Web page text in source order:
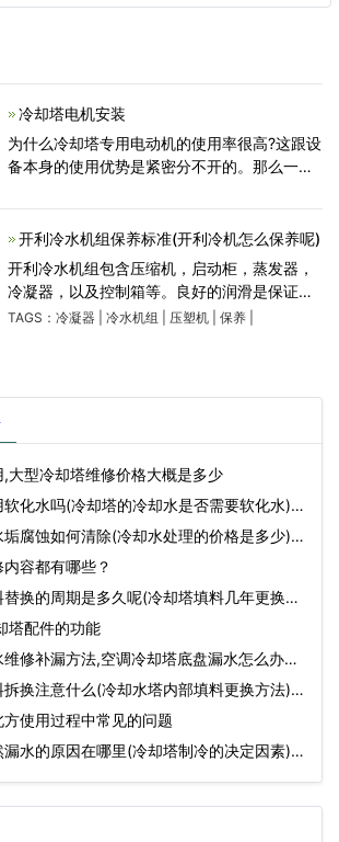
冷却塔电机安装
为什么冷却塔专用电动机的使用率很高?这跟设
备本身的使用优势是紧密分不开的。那么一般
什么呢? 1、在购买使用机械设备的时候
开利冷水机组保养标准(开利冷机怎么保养呢)
开利冷水机组包含压缩机，启动柜，蒸发器，
冷凝器，以及控制箱等。良好的润滑是保证压
缩机长久使用的基本要求。良好的润滑是保证
TAGS： 冷凝器| 冷水机组 压塑机| 保养|
大型冷却塔维修价格大概是多少
软化水吗​(冷却塔的冷却水是否需要软化水)…
垢腐蚀如何清除(冷却水处理的价格是多少)…
容都有哪些？
换的周期是多久呢(冷却塔填料几年更换一
塔配件的功能
维修补漏方法,空调冷却塔底盘漏水怎么办…
拆换注意什么(冷却水塔内部填料更换方法)…
使用过程中常见的问题
漏水的原因在哪里(冷却塔制冷的决定因素)…